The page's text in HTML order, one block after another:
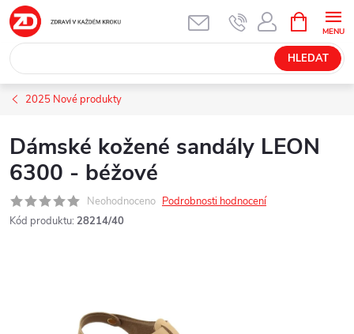
Přejít
na
obsah
HLEDAT
NÁKUPNÍ
KOŠÍK
2025 Nové produkty
Dámské kožené sandály LEON
6300 - béžové
Neohodnoceno Podrobnosti hodnocení
Kód produktu: 28214/40